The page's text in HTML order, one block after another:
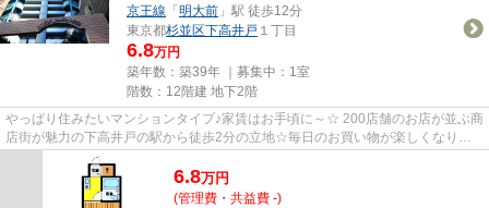
京王線 「明大前 」駅 徒歩12分
東京都杉並区下高井戸 １丁目
6.8万円
築年数：築39年 ｜募集中： 1室
階数：12階建 地下2階
やっぱり住みたいマンションタイプ♪家賃はお手頃に～☆ 200店舗のお店が並ぶ商
店街が魅力の下高井戸の駅から徒歩2分の立地☆毎日のお買い物が楽しくなりそ
う♪また、多路線使える立地なの...
6.8万円
(管理費・共益費 -)